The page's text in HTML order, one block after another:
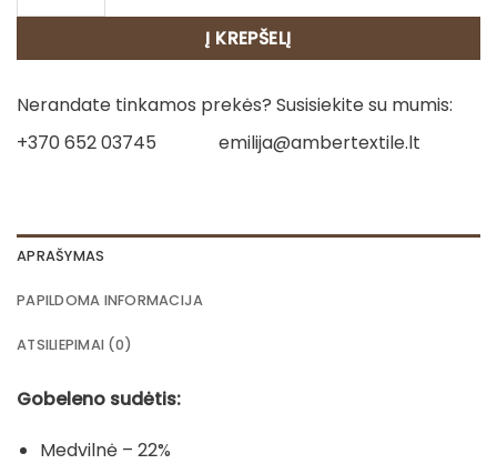
Į KREPŠELĮ
Nerandate tinkamos prekės? Susisiekite su mumis:
+370 652 03745
emilija@ambertextile.lt
APRAŠYMAS
PAPILDOMA INFORMACIJA
ATSILIEPIMAI (0)
Gobeleno sudėtis:
Medvilnė – 22%